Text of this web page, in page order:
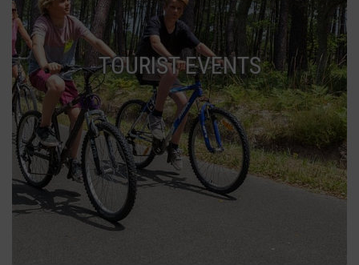
TOURIST EVENTS